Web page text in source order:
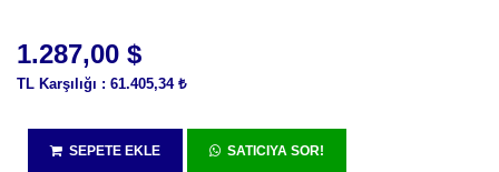
1.287,00 $
TL Karşılığı : 61.405,34 ₺
SEPETE EKLE SATICIYA SOR!